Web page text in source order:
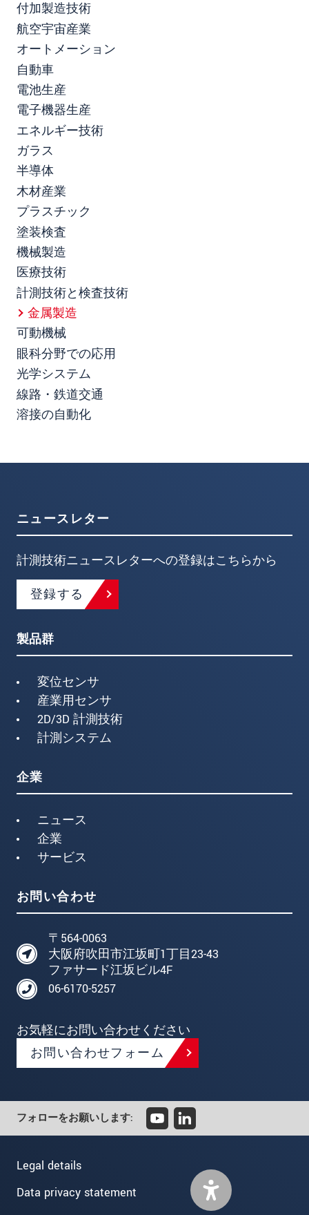
付加製造技術
航空宇宙産業
オートメーション
自動車
電池生産
電子機器生産
エネルギー技術
ガラス
半導体
木材産業
プラスチック
塗装検査
機械製造
医療技術
計測技術と検査技術
金属製造
可動機械
眼科分野での応用
光学システム
線路・鉄道交通
溶接の自動化
ニュースレター
計測技術ニュースレターへの登録はこちらから
登録する
製品群
変位センサ
産業用センサ
2D/3D 計測技術
計測システム
企業
ニュース
企業
サービス
お問い合わせ
〒564-0063
大阪府吹田市江坂町1丁目23-43
ファサード江坂ビル4F
06-6170-5257
お気軽にお問い合わせください
お問い合わせフォーム
フォローをお願いします:
Legal details
Data privacy statement